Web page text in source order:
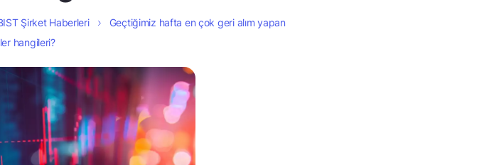
Şirket Haberleri
Geçtiğimiz hafta en çok geri alım yapan
hangileri?